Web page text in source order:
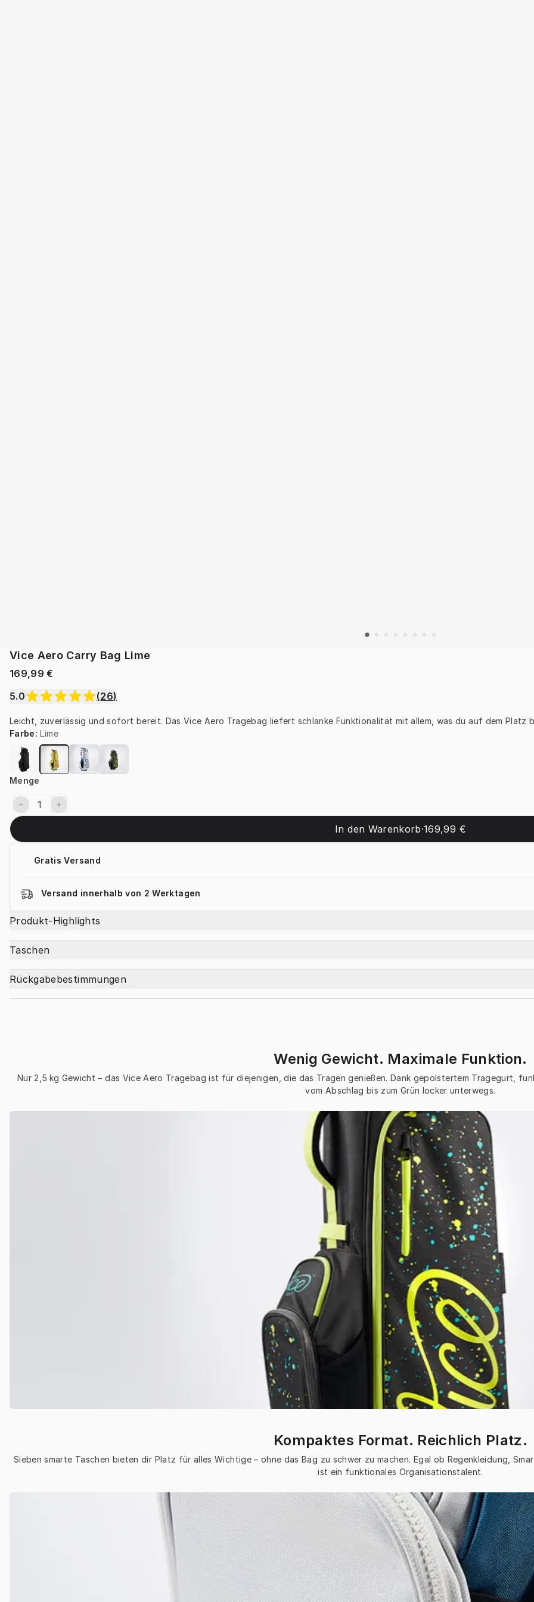
Vice Aero Carry Bag Lime
169,99 €
5.0
(26)
Leicht, zuverlässig und sofort bereit. Das Vice Aero Tragebag liefert schlanke Funktionalität mit allem, was du auf dem Platz
Farbe: Lime
Menge
In den Warenkorb·169,99 €
Gratis Versand
Versand innerhalb von 2 Werktagen
Produkt-Highlights
Taschen
Rückgabebestimmungen
Wenig Gewicht. Maximale Funktion.
Nur 2,5 kg Gewicht – das Vice Aero Tragebag ist für diejenigen, die das Tragen genießen. Dank gepolstertem Tragegurt,
vom Abschlag bis zum Grün locker unterwegs.
Kompaktes Format. Reichlich Platz.
Sieben smarte Taschen bieten dir Platz für alles Wichtige – ohne das Bag zu schwer zu machen. Egal ob Regenkleidung,
ist ein funktionales Organisationstalent.